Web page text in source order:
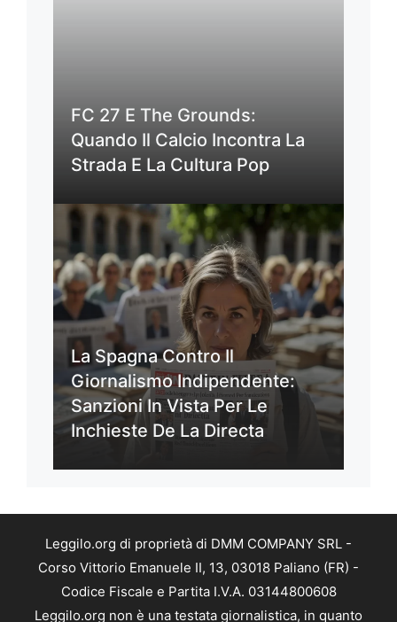
FC 27 E The Grounds:
Quando Il Calcio Incontra La
Strada E La Cultura Pop
La Spagna Contro Il
Giornalismo Indipendente:
Sanzioni In Vista Per Le
Inchieste De La Directa
Leggilo.org di proprietà di DMM COMPANY SRL -
Corso Vittorio Emanuele II, 13, 03018 Paliano (FR) -
Codice Fiscale e Partita I.V.A. 03144800608
Leggilo.org non è una testata giornalistica, in quanto